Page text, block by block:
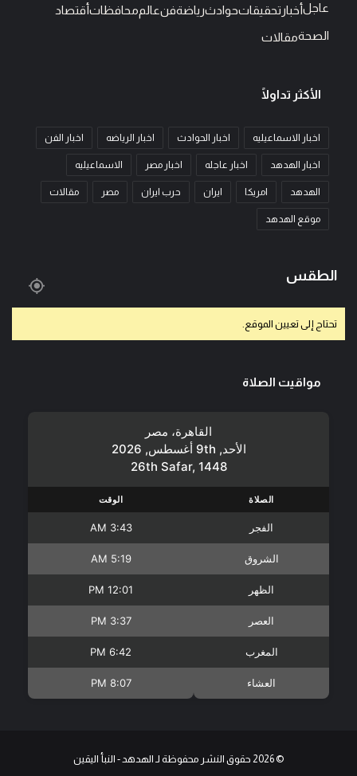
عاجلأخبار تحقيقاتحوادثرياضةفنعالممحافظاتأقتصاد
الصحةمقالات
الأكثر تداولًا
اخبار الاسماعيليه اخبار الحوادث اخبار الرياضه اخبار الفن
اخبار الهدهد اخبار عاجله اخبار مصر الاسماعيليه
الهدهد امريكا ايران حرب ايران مصر مقالات
موقع الهدهد
الطقس
تحتاج إلى تعيين الموقع.
مواقيت الصلاة
القاهرة، مصر
الأحد, 9th أغسطس, 2026
26th Safar, 1448
الصلاة الوقت
الفجر 3:43 AM
الشروق 5:19 AM
الظهر 12:01 PM
العصر 3:37 PM
المغرب 6:42 PM
العشاء 8:07 PM
© 2026 حقوق النشر محفوظة لـ الهدهد - النبأ اليقين